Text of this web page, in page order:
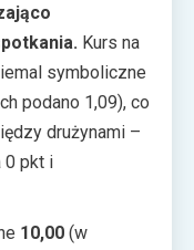
Kurs na
symboliczne
podano 1,09), co
drużynami –
0 pkt i
10,00 (w